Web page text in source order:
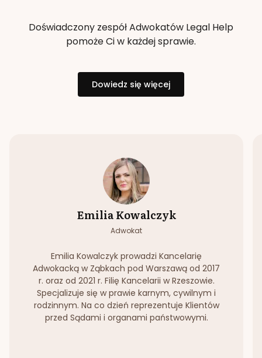
Doświadczony zespół Adwokatów Legal Help
pomoże Ci w każdej sprawie.
Dowiedz się więcej
Emilia Kowalczyk
Adwokat
Emilia Kowalczyk prowadzi Kancelarię
Adwokacką w Ząbkach pod Warszawą od 2017
r. oraz od 2021 r. Filię Kancelarii w Rzeszowie.
Specjalizuje się w prawie karnym, cywilnym i
rodzinnym. Na co dzień reprezentuje Klientów
przed Sądami i organami państwowymi.